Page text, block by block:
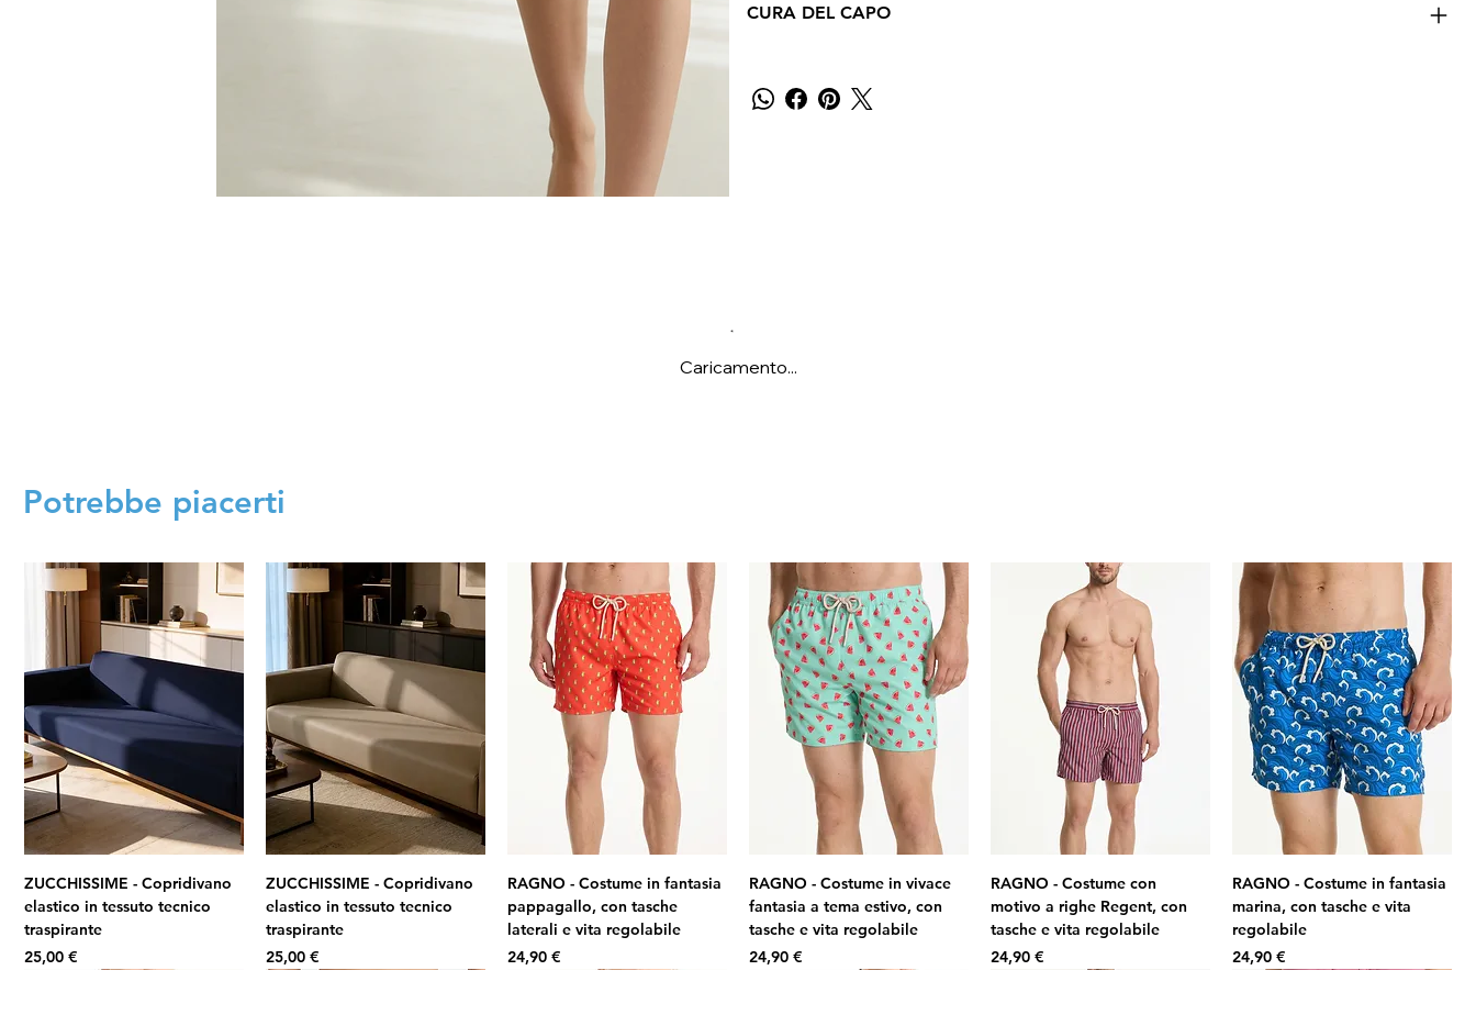
CURA DEL CAPO
Caricamento...
Potrebbe piacerti
ZUCCHISSIME - Copridivano
elastico in tessuto tecnico
traspirante
Prezzo
25,00 €
ZUCCHISSIME - Copridivano
elastico in tessuto tecnico
traspirante
Prezzo
25,00 €
RAGNO - Costume in fantasia
pappagallo, con tasche
laterali e vita regolabile
Prezzo
24,90 €
RAGNO - Costume in vivace
fantasia a tema estivo, con
tasche e vita regolabile
Prezzo
24,90 €
RAGNO - Costume con
motivo a righe Regent, con
tasche e vita regolabile
Prezzo
24,90 €
RAGNO - Costume in fantasia
marina, con tasche e vita
regolabile
Prezzo
24,90 €